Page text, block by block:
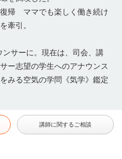
帰 ママでも楽しく働き続け
牽引。
サーに。現在は、司会、講
ー志望の学生へのアナウンス
みる空気の学問《気学》鑑定
講師に関するご相談